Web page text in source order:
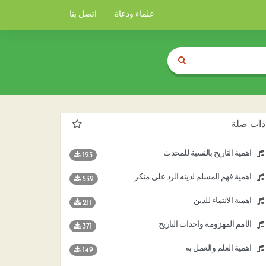
علماء ودعاة اتصل بنا
ذات صلة
أهمية التاريخ بالنسبة للمحدث 123
أهمية فهم المسلم لدينه الرد على منكري وجود الله والصلاة 532
أهمية الانتماء للدين 211
الأمم المهزومة وأحداث التاريخ 371
أهمية العلم والعمل به 149